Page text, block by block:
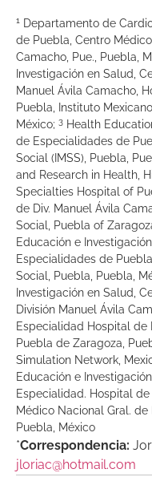
1
Departamento de
de Puebla, Centro
Camacho, Pue., Puebla,
Investigación en Salud,
Manuel Ávila Camacho,
Puebla, Instituto
México; 3 Health
de Especialidades de
Social (IMSS), Puebla,
and Research in Health,
Specialties Hospital of
de Div. Manuel Ávila
Social, Puebla of
Educación e
Especialidades de
Social, Puebla, Puebla,
Investigación en Salud,
División Manuel Ávila
Especialidad Hospital de
Puebla de Zaragoza,
Simulation Network,
Educación e
Especialidad. Hospital
Médico Nacional Gral. de
Puebla, México
*Correspondencia:
jloriac@hotmail.com